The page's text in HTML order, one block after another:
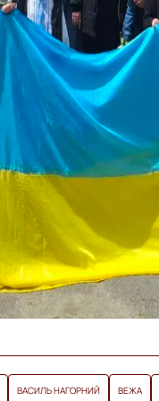
ВАСИЛЬ НАГОРНИЙ ВЕЖА